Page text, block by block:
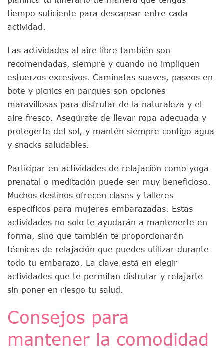
tiempo suficiente para descansar entre cada
actividad.
Las actividades al aire libre también son
recomendadas, siempre y cuando no impliquen
esfuerzos excesivos. Caminatas suaves, paseos en
bote y picnics en parques son opciones
maravillosas para disfrutar de la naturaleza y el
aire fresco. Asegúrate de llevar ropa adecuada y
protegerte del sol, y mantén siempre contigo agua
y snacks saludables.
Participar en actividades de relajación como yoga
prenatal o meditación puede ser muy beneficioso.
Muchos destinos ofrecen clases y talleres
específicos para mujeres embarazadas. Estas
actividades no solo te ayudarán a mantenerte en
forma, sino que también te proporcionarán
técnicas de relajación que puedes utilizar durante
todo tu embarazo. La clave está en elegir
actividades que te permitan disfrutar y relajarte
sin poner en riesgo tu salud.
Consejos para
mantener la comodidad